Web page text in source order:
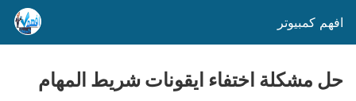
افهم كمبيوتر
حل مشكلة اختفاء ايقونات شريط المهام